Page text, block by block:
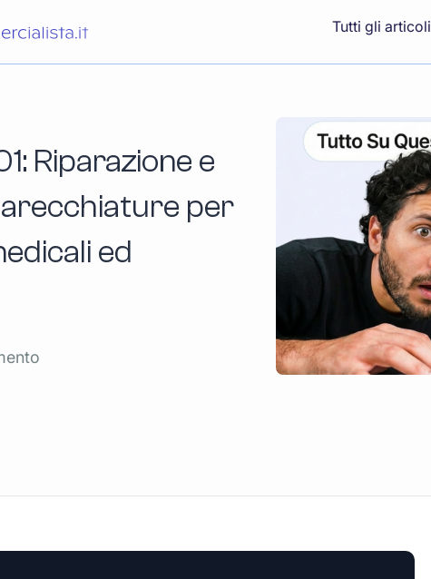
Tutti gli articoli
Riparazione e
per
ed